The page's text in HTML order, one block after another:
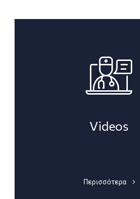
Videos
Περισσότερα